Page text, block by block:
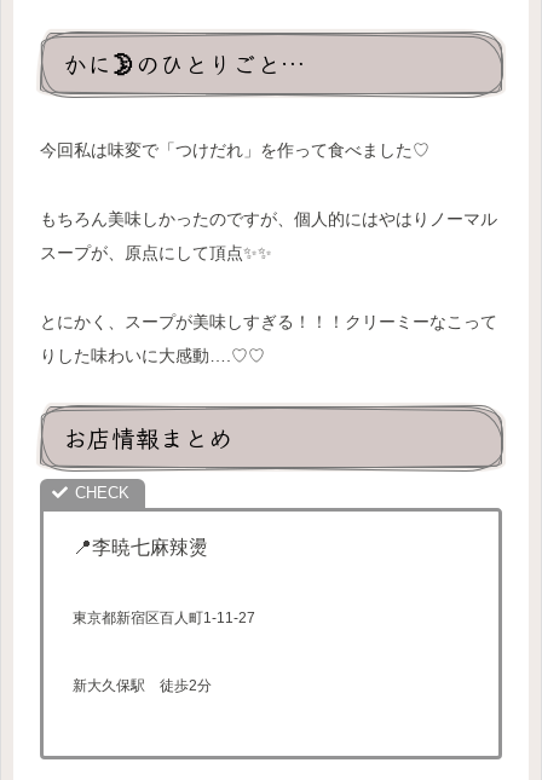
かに🌛のひとりごと…
今回私は味変で「つけだれ」を作って食べました♡
もちろん美味しかったのですが、個人的にはやはりノーマル
スープが、原点にして頂点✨✨
とにかく、スープが美味しすぎる！！！クリーミーなこって
りした味わいに大感動….♡♡
お店情報まとめ
📍李暁七麻辣燙
東京都新宿区百人町1-11-27
新大久保駅 徒歩2分